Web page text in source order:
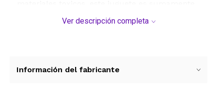
kilogramos. Es ideal para ninos de 18 a 60
El montaje es sumamente sencillo y rapido. El
Ver descripción completa
Información del fabricante